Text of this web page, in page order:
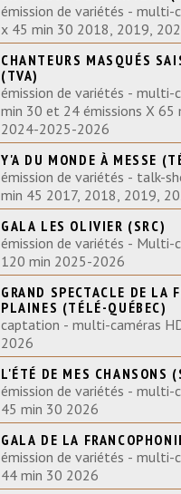
émission de variétés - multi-
x 45 min 30 2018, 2019,
CHANTEURS MASQUÉS
(TVA)
émission de variétés - multi-
min 30 et 24 émissions X
2024-2025-2026
Y'A DU MONDE À MESSE
émission de variétés - talk-
min 45 2017, 2018, 2019,
GALA LES OLIVIER (SRC)
émission de variétés - Multi-
120 min 2025-2026
GRAND SPECTACLE DE LA
PLAINES (TÉLÉ-QUÉBEC)
captation - multi-caméras
2026
L'ÉTÉ DE MES CHANSONS
émission de variétés - multi-
45 min 30 2026
GALA DE LA
émission de variétés - multi-
44 min 30 2026